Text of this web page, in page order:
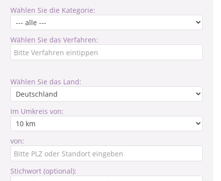
Wählen Sie die Kategorie:
Wählen Sie das Verfahren:
Wählen Sie das Land:
Im Umkreis von:
von:
Stichwort (optional):